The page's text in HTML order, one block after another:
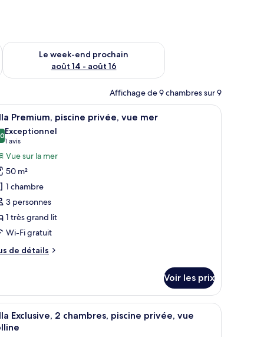
août 7 - août 9
Le week-end prochain
août 14 - août 16
Vérifier la disponibilité pour le week-end prochain août 14 -
Affichage de 9 chambres sur 9
:
Un bâtiment blanc à la façade en pierre,
42Premium, piscine privée, vue mer
sur 10
Exceptionnel
1 avis
(1 avis)
Vue sur la mer
50 m²
1 chambre
3 personnes
1 très grand lit
Wi-Fi gratuit
de détails
Voir les prix
avec un bâtiment blanc, des touches de bleu et une pergola.
Un espace piscine moderne avec une
25Exclusive, 2 chambres, piscine privée, vue